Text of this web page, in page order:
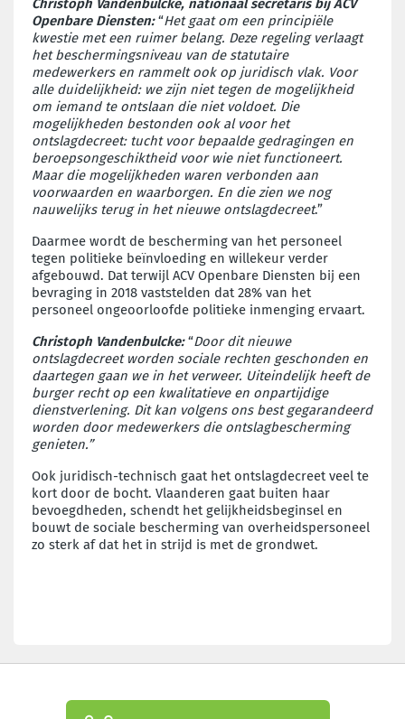
Openbare Diensten: “Het gaat om een principiële
kwestie met een ruimer belang. Deze regeling verlaagt
het beschermingsniveau van de statutaire
medewerkers en rammelt ook op juridisch vlak. Voor
alle duidelijkheid: we zijn niet tegen de mogelijkheid
om iemand te ontslaan die niet voldoet. Die
mogelijkheden bestonden ook al voor het
ontslagdecreet: tucht voor bepaalde gedragingen en
beroepsongeschiktheid voor wie niet functioneert.
Maar die mogelijkheden waren verbonden aan
voorwaarden en waarborgen. En die zien we nog
nauwelijks terug in het nieuwe ontslagdecreet.”
Daarmee wordt de bescherming van het personeel
tegen politieke beïnvloeding en willekeur verder
afgebouwd. Dat terwijl ACV Openbare Diensten bij een
bevraging in 2018 vaststelden dat 28% van het
personeel ongeoorloofde politieke inmenging ervaart.
Christoph Vandenbulcke: “Door dit nieuwe
ontslagdecreet worden sociale rechten geschonden en
daartegen gaan we in het verweer. Uiteindelijk heeft de
burger recht op een kwalitatieve en onpartijdige
dienstverlening. Dit kan volgens ons best gegarandeerd
worden door medewerkers die ontslagbescherming
genieten.”
Ook juridisch-technisch gaat het ontslagdecreet veel te
kort door de bocht. Vlaanderen gaat buiten haar
bevoegdheden, schendt het gelijkheidsbeginsel en
bouwt de sociale bescherming van overheidspersoneel
zo sterk af dat het in strijd is met de grondwet.